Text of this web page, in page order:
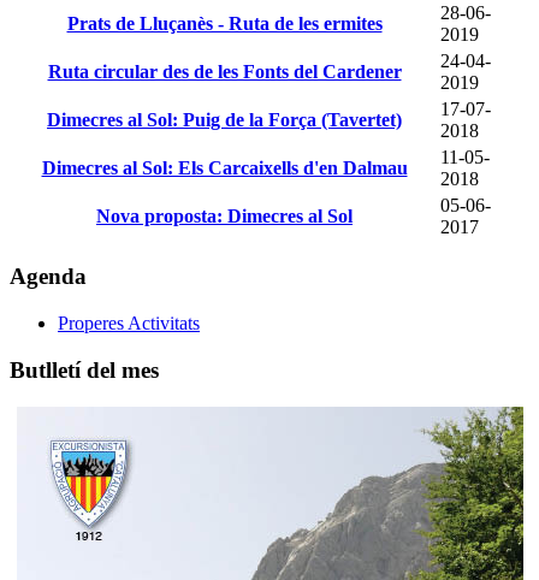
Prats de Lluçanès - Ruta de les ermites
28-06-
2019
Ruta circular des de les Fonts del Cardener
24-04-
2019
Dimecres al Sol: Puig de la Força (Tavertet)
17-07-
2018
Dimecres al Sol: Els Carcaixells d'en Dalmau
11-05-
2018
Nova proposta: Dimecres al Sol
05-06-
2017
Agenda
Properes Activitats
Butlletí del mes